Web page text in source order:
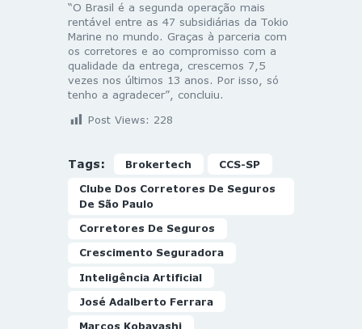
“O Brasil é a segunda operação mais
rentável entre as 47 subsidiárias da Tokio
Marine no mundo. Graças à parceria com
os corretores e ao compromisso com a
qualidade da entrega, crescemos 7,5
vezes nos últimos 13 anos. Por isso, só
tenho a agradecer”, concluiu.
Post Views: 228
Tags: Brokertech CCS-SP
Clube Dos Corretores De Seguros
De São Paulo
Corretores De Seguros
Crescimento Seguradora
Inteligência Artificial
José Adalberto Ferrara
Marcos Kobayashi